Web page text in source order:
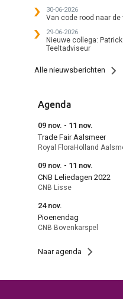
30-06-2026
Van code rood naar de
29-06-2026
Nieuwe collega:
Teeltadviseur
Alle nieuwsberichten
Agenda
09 nov. - 11 nov.
Trade Fair Aalsmeer
Royal FloraHolland
09 nov. - 11 nov.
CNB Leliedagen 2022
CNB Lisse
24 nov.
Pioenendag
CNB Bovenkarspel
Naar agenda